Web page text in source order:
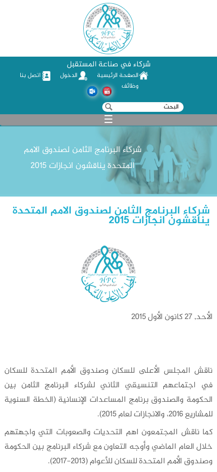
شركاء في صناعة المستقبل
الصفحة الرئيسية الدخول
اتصل بنا
وظائف
استمارة البحث
‏بحث ‏
☰
شركاء البرنامج الثامن لصندوق الامم
المتحدة يناقشون انجازات 2015
شركاء البرنامج الثامن لصندوق الامم المتحدة
يناقشون انجازات 2015
الأحد, 27 كانون الأول 2015
ناقش المجلس الأعلى للسكان وصندوق الأمم المتحدة للسكان
في اجتماعهم التنسيقي الثاني لشركاء البرنامج الثامن بين
الحكومة والصندوق برنامج المساعدات الإنسانية (الخطة السنوية
للمشاريع 2016، والانجازات لعام 2015).
كما ناقش المجتمعون اهم التحديات والصعوبات التي واجهتهم
خلال العام الماضي وأوجه التعاون مع شركاء البرنامج بين الحكومة
وصندوق الأمم المتحدة للسكان للأعوام (2013-2017).